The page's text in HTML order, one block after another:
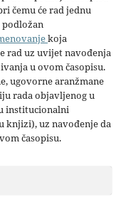
čemu će rad jednu
koja
rad uz uvijet navođenja
u ovom časopisu.
ugovorne aranžmane
rada objavljenog u
institucionalni
uz navođenje da
časopisu.